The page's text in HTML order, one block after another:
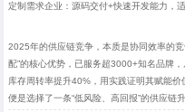
定制需求企业：源码交付+快速开发能力，
2025年的供应链竞争，本质是协同效率的
配”的核心优势，已服务超3000+知名品牌
库存周转率提升40%，用实践证明其赋能价
便是选择了一条“低风险、高回报”的供应链升